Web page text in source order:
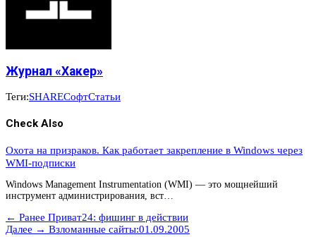
Журнал «Хакер»
Теги:SHAREСофтСтатьи
Check Also
Охота на призраков. Как работает закрепление в Windows через
WMI-подписки
Windows Management Instrumentation (WMI) — это мощнейший
инструмент администрирования, вст…
← Ранее Приват24: фишинг в действии
Далее → Взломанные сайты:01.09.2005